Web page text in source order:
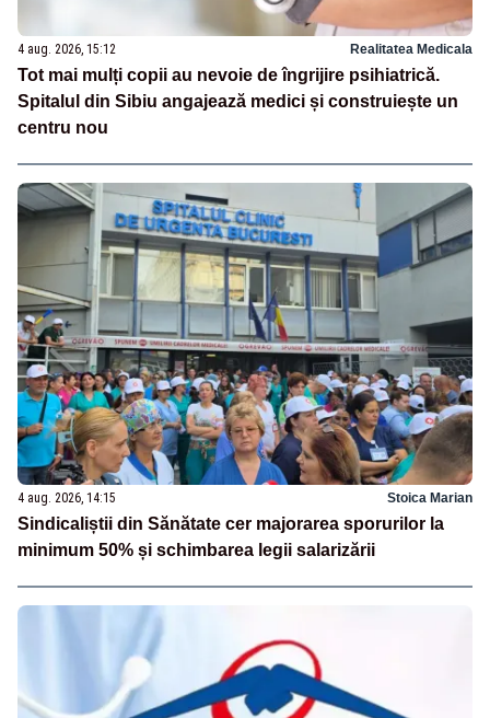
4 aug. 2026, 15:12 Realitatea Medicala
Tot mai mulți copii au nevoie de îngrijire psihiatrică.
Spitalul din Sibiu angajează medici și construiește un
centru nou
4 aug. 2026, 14:15 Stoica Marian
Sindicaliștii din Sănătate cer majorarea sporurilor la
minimum 50% și schimbarea legii salarizării